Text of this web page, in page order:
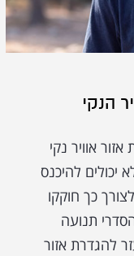
הנקי
אוויר נקי
יכולים להיכנס
כך חוקקו
תנועה
להגדרת אזור